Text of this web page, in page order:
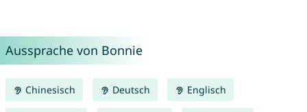
Aussprache von Bonnie
Chinesisch Deutsch Englisch